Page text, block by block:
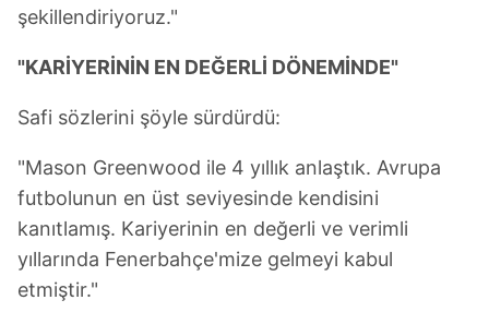
şekillendiriyoruz."
"KARİYERİNİN EN DEĞERLİ DÖNEMİNDE"
Safi sözlerini şöyle sürdürdü:
"Mason Greenwood ile 4 yıllık anlaştık. Avrupa
futbolunun en üst seviyesinde kendisini
kanıtlamış. Kariyerinin en değerli ve verimli
yıllarında Fenerbahçe'mize gelmeyi kabul
etmiştir."